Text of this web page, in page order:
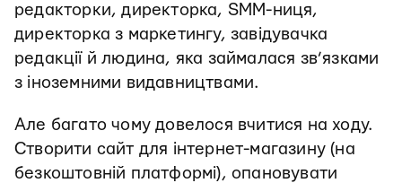
редакторки, директорка, SMM-ниця,
директорка з маркетингу, завідувачка
редакції й людина, яка займалася зв’язками
з іноземними видавництвами.
Але багато чому довелося вчитися на ходу.
Створити сайт для інтернет-магазину (на
безкоштовній платформі), опановувати